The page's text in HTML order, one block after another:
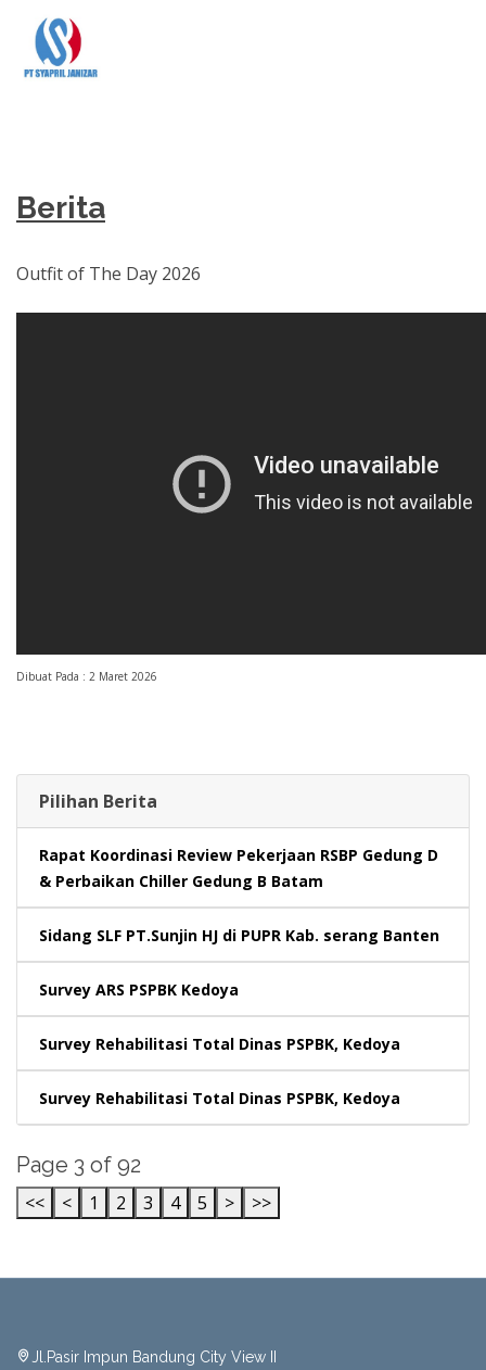
Berita
Outfit of The Day 2026
Dibuat Pada : 2 Maret 2026
Pilihan Berita
Rapat Koordinasi Review Pekerjaan RSBP Gedung D
& Perbaikan Chiller Gedung B Batam
Sidang SLF PT.Sunjin HJ di PUPR Kab. serang Banten
Survey ARS PSPBK Kedoya
Survey Rehabilitasi Total Dinas PSPBK, Kedoya
Survey Rehabilitasi Total Dinas PSPBK, Kedoya
Page 3 of 92
<< < 1 2 3 4 5 > >>
Jl.Pasir Impun Bandung City View II